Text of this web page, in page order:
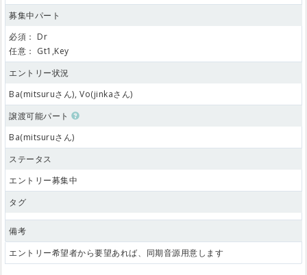
募集中パート
必須： Dr
任意： Gt1,Key
エントリー状況
Ba(mitsuruさん), Vo(jinkaさん)
譲渡可能パート
Ba(mitsuruさん)
ステータス
エントリー募集中
タグ
備考
エントリー希望者から要望あれば、同期音源用意します